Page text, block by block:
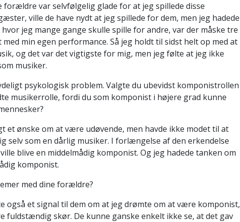
forældre var selvfølgelig glade for at jeg spillede disse
ville de have nydt at jeg spillede for dem, men jeg hadede
jeg mange gange skulle spille for andre, var der måske tre
min egen performance. Så jeg holdt til sidst helt op med at
og det var det vigtigste for mig, men jeg følte at jeg ikke
musiker.
psykologisk problem. Valgte du ubevidst komponistrollen
musikerrolle, fordi du som komponist i højere grad kunne
et ønske om at være udøvende, men havde ikke modet til at
selv som en dårlig musiker. I forlængelse af den erkendelse
blive en middelmådig komponist. Og jeg hadede tanken om
komponist.
med dine forældre?
også et signal til dem om at jeg drømte om at være komponist,
fuldstændig skør. De kunne ganske enkelt ikke se, at det gav